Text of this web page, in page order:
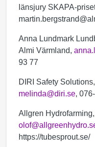
länsjury SKAPA-
Anna Lundmark
Almi Värmland,
93 77
DIRI Safety
melinda@diri.se,
Allgren
https://tubesprout.se/